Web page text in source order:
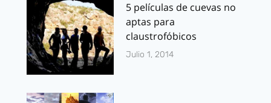
5 películas de cuevas no
aptas para
claustrofóbicos
Julio 1, 2014